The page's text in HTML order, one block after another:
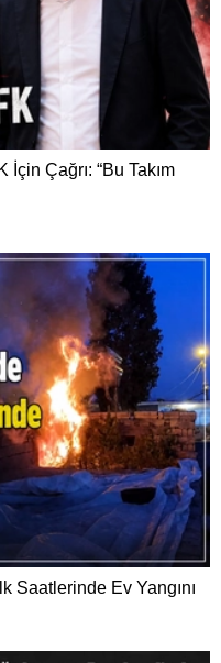
İçin Çağrı: “Bu Takım
Saatlerinde Ev Yangını